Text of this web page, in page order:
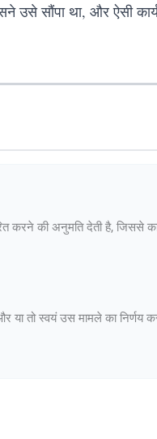
सौंपा था, और ऐसी
करने की अनुमति देती है, जिससे
या तो स्वयं उस मामले का निर्णय